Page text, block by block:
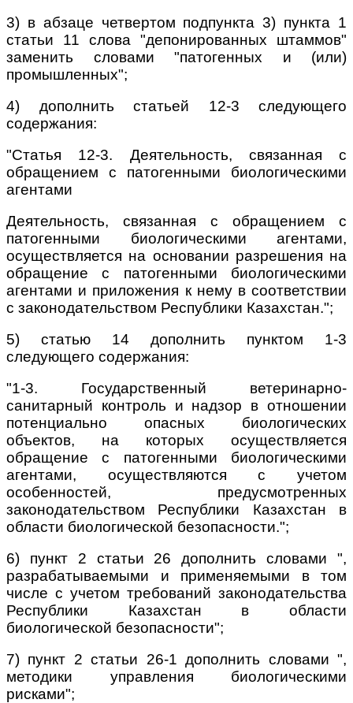
3) в абзаце четвертом подпункта 3) пункта 1
статьи 11 слова "депонированных штаммов"
заменить словами "патогенных и (или)
промышленных";
4) дополнить статьей 12-3 следующего
содержания:
"Статья 12-3. Деятельность, связанная с
обращением с патогенными биологическими
агентами
Деятельность, связанная с обращением с
патогенными биологическими агентами,
осуществляется на основании разрешения на
обращение с патогенными биологическими
агентами и приложения к нему в соответствии
с законодательством Республики Казахстан.";
5) статью 14 дополнить пунктом 1-3
следующего содержания:
"1-3. Государственный ветеринарно-
санитарный контроль и надзор в отношении
потенциально опасных биологических
объектов, на которых осуществляется
обращение с патогенными биологическими
агентами, осуществляются с учетом
особенностей, предусмотренных
законодательством Республики Казахстан в
области биологической безопасности.";
6) пункт 2 статьи 26 дополнить словами ",
разрабатываемыми и применяемыми в том
числе с учетом требований законодательства
Республики Казахстан в области
биологической безопасности";
7) пункт 2 статьи 26-1 дополнить словами ",
методики управления биологическими
рисками";